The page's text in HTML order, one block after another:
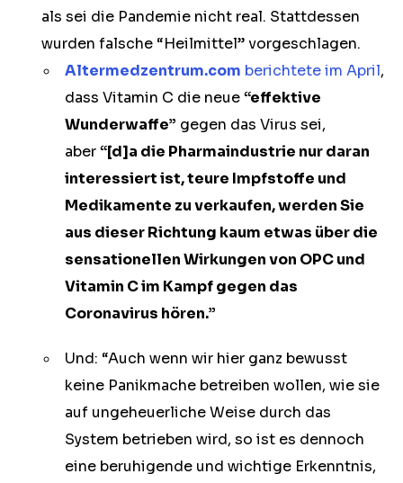
als sei die Pandemie nicht real. Stattdessen
wurden falsche “Heilmittel” vorgeschlagen.
Altermedzentrum.com berichtete im April,
dass Vitamin C die neue“effektive
Wunderwaffe” gegen das Virus sei,
aber“[d]a die Pharmaindustrie nur daran
interessiert ist, teure Impfstoffe und
Medikamente zu verkaufen, werden Sie
aus dieser Richtung kaum etwas über die
sensationellen Wirkungen von OPC und
Vitamin C im Kampf gegen das
Coronavirus hören.”
Und: “Auch wenn wir hier ganz bewusst
keine Panikmache betreiben wollen, wie sie
auf ungeheuerliche Weise durch das
System betrieben wird, so ist es dennoch
eine beruhigende und wichtige Erkenntnis,